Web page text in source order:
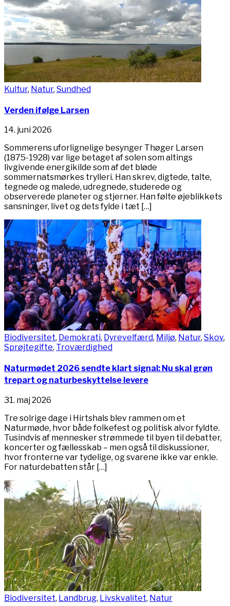
Kultur, Natur, Sundhed
Verden ifølge Larsen
14. juni 2026
Sommerens uforlignelige besynger Thøger Larsen
(1875-1928) var lige betaget af solen som altings
livgivende energikilde som af det bløde
sommernatsmørkes trylleri. Han skrev, digtede, talte,
tegnede og malede, udregnede, studerede og
observerede planeter og stjerner. Han følte øjeblikkets
sansninger, livet og dets fylde i tæt […]
Biodiversitet, Demokrati, Dyrevelfærd, Miljø, Natur, Skov,
Sprøjtegifte, Troværdighed
Naturmødet 2026 sendte klart signal: Nu skal grøn
trepart og naturbeskyttelse levere
31. maj 2026
Tre solrige dage i Hirtshals blev rammen om et
Naturmøde, hvor både folkefest og politisk alvor fyldte.
Tusindvis af mennesker strømmede til byen til debatter,
koncerter og fællesskab – men også til diskussioner,
hvor fronterne var tydelige, og svarene ikke var enkle.
For naturdebatten står […]
Biodiversitet, Landbrug, Livskvalitet, Natur